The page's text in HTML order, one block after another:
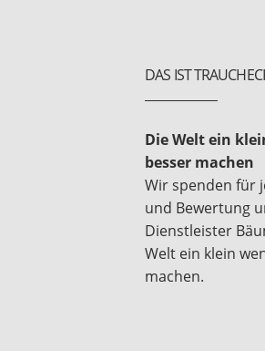
DAS IST
Die Welt ein
besser machen
Wir spenden für
und Bewertung
Dienstleister
Welt ein klein
machen.